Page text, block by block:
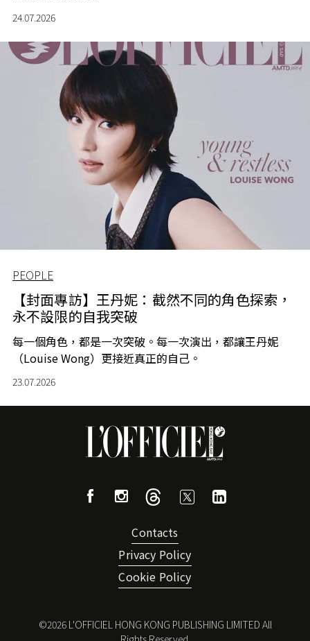
24.07.2026
PEOPLE
【封面專訪】王丹妮：截然不同的角色探索，
永不設限的自我突破
每一個角色，都是一次突破。每一次演出，都讓王丹妮
（Louise Wong）更接近真正的自己。
23.07.2026
Contacts
Privacy Policy
Cookie Policy
©2026L'OFFICIEL HONG KONG PUBLISHING LIMITED All